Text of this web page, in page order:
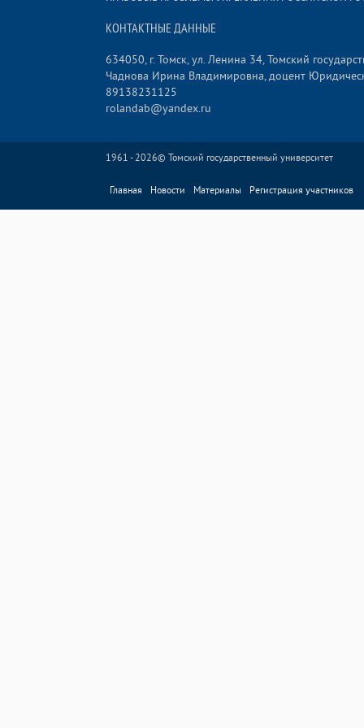
КОНТАКТНЫЕ ДАННЫЕ
634050, г. Томск, ул. Ленина 34, Томский
Чаднова Ирина Владимировна, доцент
89138231125
rolandab@yandex.ru
1961 - 2026© Томский государственный университет
Главная Новости Материалы Регистрация участников